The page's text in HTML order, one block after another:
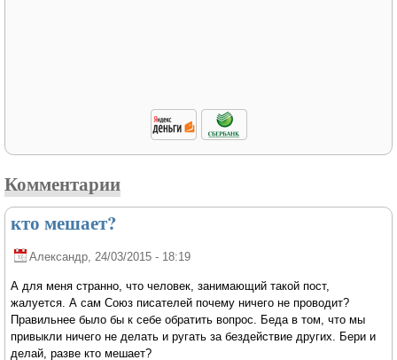
Комментарии
кто мешает?
Александр , 24/03/2015 - 18:19
А для меня странно, что человек, занимающий такой пост,
жалуется. А сам Союз писателей почему ничего не проводит?
Правильнее было бы к себе обратить вопрос. Беда в том, что мы
привыкли ничего не делать и ругать за бездействие других. Бери и
делай, разве кто мешает?